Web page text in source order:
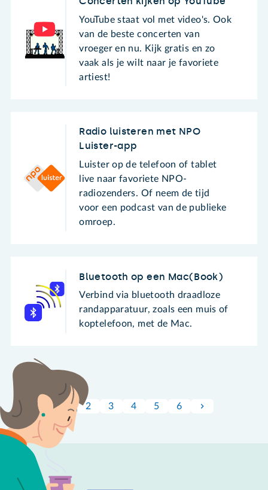
YouTube staat vol met video's. Ook
van de beste concerten van
vroeger en nu. Kijk gratis en zo
vaak als je wilt naar je favoriete
artiest!
Radio luisteren met NPO
Luister-app
Luister op de telefoon of tablet
live naar favoriete NPO-
radiozenders. Of neem de tijd
voor een podcast van de publieke
omroep.
Bluetooth op een Mac(Book)
Verbind via bluetooth draadloze
randapparatuur, zoals een muis of
koptelefoon, met de Mac.
2 3 4 5 6